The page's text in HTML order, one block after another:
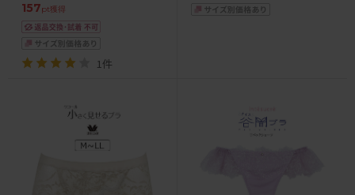
157pt獲得
1件